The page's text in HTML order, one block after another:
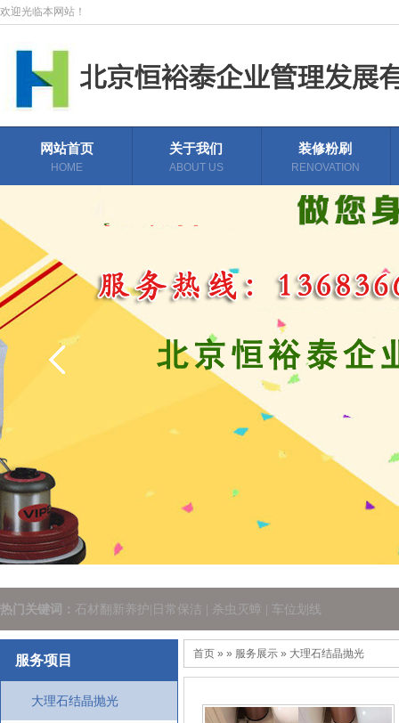
欢迎光临本网站！
网站首页
HOME
关于我们
ABOUT US
装修粉刷
RENOVATION
热门关键词： 石材翻新养护|日常保洁 | 杀虫灭蟑 | 车位划线
服务项目
大理石结晶抛光
首页 » » 服务展示 » 大理石结晶抛光